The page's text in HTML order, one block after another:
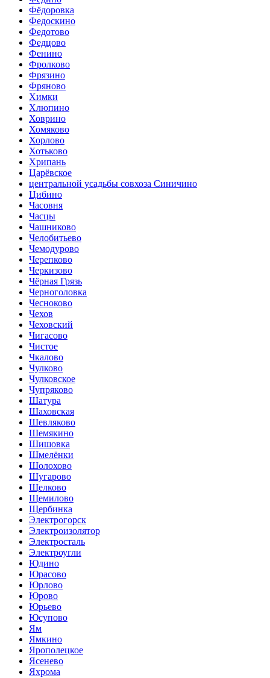
Фёдоровка
Федоскино
Федотово
Федцово
Фенино
Фролково
Фрязино
Фряново
Химки
Хлюпино
Ховрино
Хомяково
Хорлово
Хотьково
Хрипань
Царёвское
центральной усадьбы совхоза Синичино
Цибино
Часовня
Часцы
Чашниково
Челобитьево
Чемодурово
Черепково
Черкизово
Чёрная Грязь
Черноголовка
Чесноково
Чехов
Чеховский
Чигасово
Чистое
Чкалово
Чулково
Чулковское
Чупряково
Шатура
Шаховская
Шевляково
Шемякино
Шишовка
Шмелёнки
Шолохово
Шугарово
Щелково
Щемилово
Щербинка
Электрогорск
Электроизолятор
Электросталь
Электроугли
Юдино
Юрасово
Юрлово
Юрово
Юрьево
Юсупово
Ям
Ямкино
Ярополецкое
Ясенево
Яхрома